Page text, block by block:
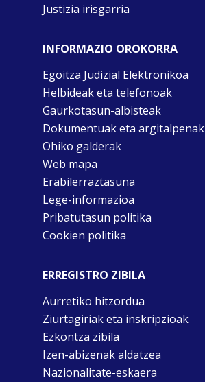
Justizia irisgarria
INFORMAZIO OROKORRA
Egoitza Judizial Elektronikoa
Helbideak eta telefonoak
Gaurkotasun-albisteak
Dokumentuak eta argitalpenak
Ohiko galderak
Web mapa
Erabilerraztasuna
Lege-informazioa
Pribatutasun politika
Cookien politika
ERREGISTRO ZIBILA
Aurretiko hitzordua
Ziurtagiriak eta inskripzioak
Ezkontza zibila
Izen-abizenak aldatzea
Nazionalitate-eskaera